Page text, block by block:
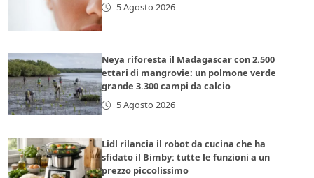
5 Agosto 2026
Neya riforesta il Madagascar con 2.500
ettari di mangrovie: un polmone verde
grande 3.300 campi da calcio
5 Agosto 2026
Lidl rilancia il robot da cucina che ha
sfidato il Bimby: tutte le funzioni a un
prezzo piccolissimo